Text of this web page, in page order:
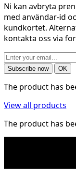
Ni kan avbryta
med användar-id
kundkortet.
kontakta oss via
The product has
View all products
The product has